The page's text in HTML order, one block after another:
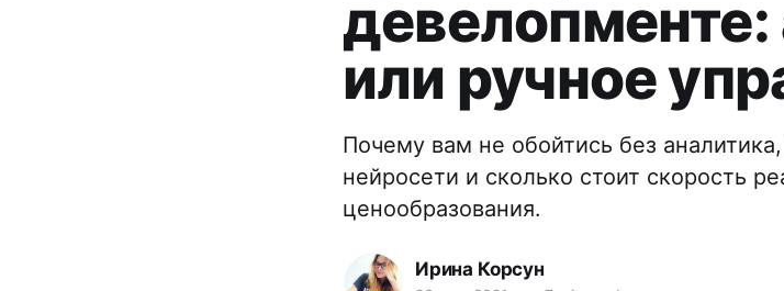
девелопменте:
или ручное
Почему вам не обойтись без
нейросети и сколько стоит скорость
ценообразования.
Ирина Корсун